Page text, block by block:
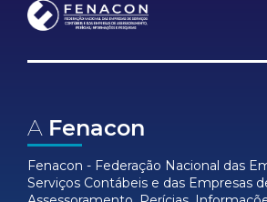
A Fenacon
Fenacon - Federação Nacional das
Serviços Contábeis e das Empresas